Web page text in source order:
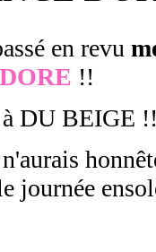
en revu
!!
DU BEIGE
journée